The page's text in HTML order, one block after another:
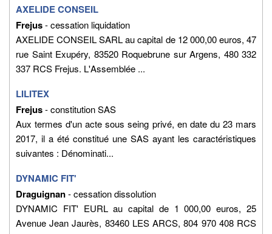
AXELIDE CONSEIL
Frejus- cessation liquidation
AXELIDE CONSEIL SARL au capital de 12 000,00 euros, 47
rue Saint Exupéry, 83520 Roquebrune sur Argens, 480 332
337 RCS Frejus. L'Assemblée ...
LILITEX
Frejus- constitution SAS
Aux termes d'un acte sous seing privé, en date du 23 mars
2017, il a été constitué une SAS ayant les caractéristiques
suivantes : Dénominati...
DYNAMIC FIT'
Draguignan- cessation dissolution
DYNAMIC FIT' EURL au capital de 1 000,00 euros, 25
Avenue Jean Jaurès, 83460 LES ARCS, 804 970 408 RCS